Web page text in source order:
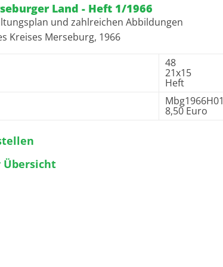
Land - Heft 1/1966
und zahlreichen Abbildungen
Kreises Merseburg, 1966
48
21x15
Heft
Mbg1966H01
8,50 Euro
Übersicht